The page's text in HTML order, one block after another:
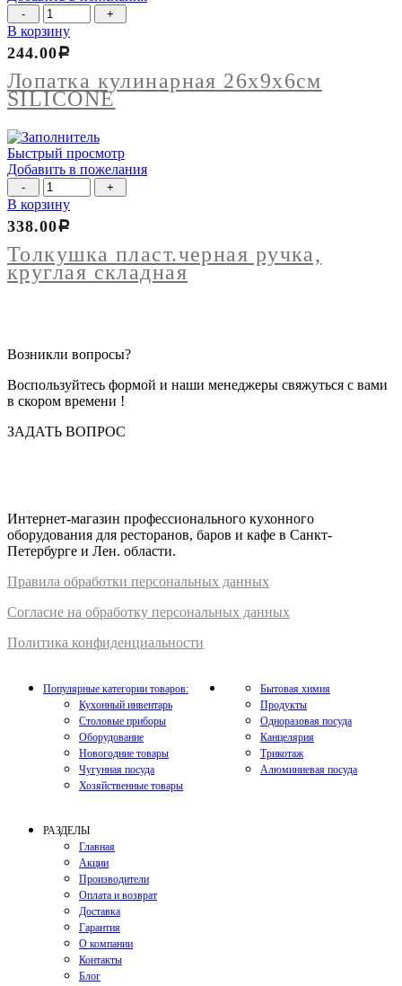
Количество
товара
Лопатка
кулинарная
26х9х6см
SILICONE
В корзину
Лопатка кулинарная 26х9х6см
SILICONE
244.00Р
Быстрый просмотр
Добавить в пожелания
Количество
товара
Толкушка
пласт.черная
ручка,
круглая
складная
В корзину
Толкушка пласт.черная ручка,
круглая складная
338.00Р
Возникли вопросы?
Воспользуйтесь формой и наши менеджеры свяжуться с вами
в скором времени !
ЗАДАТЬ ВОПРОС
Интернет-магазин профессионального кухонного
оборудования для ресторанов, баров и кафе в Санкт-
Петербурге и Лен. области.
Правила обработки персональных данных
Согласие на обработку персональных данных
Политика конфиденциальности
Популярные категории товаров:
Кухонный инвентарь
Столовые приборы
Оборудование
Новогодние товары
Чугунная посуда
Хозяйственные товары
Бытовая химия
Продукты
Одноразовая посуда
Канцелярия
Трикотаж
Алюминиевая посуда
РАЗДЕЛЫ
Главная
Акции
Производители
Оплата и возврат
Доставка
Гарантия
О компании
Контакты
Блог